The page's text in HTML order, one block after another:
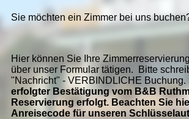
Sie möchten ein Zimmer bei uns
Hier können Sie Ihre
über unser Formular tätigen. Bitte
"Nachricht" - VERBINDLICHE Buchung.
erfolgter Bestätigung vom B&B
Reservierung erfolgt. Beachten Sie
Anreisecode für unseren